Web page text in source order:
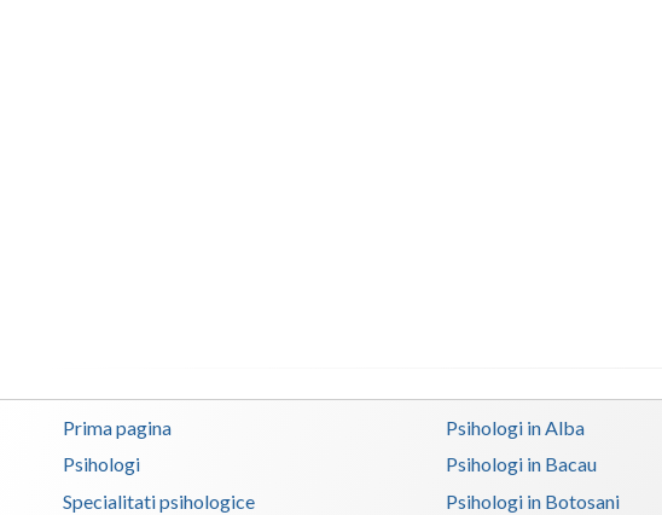
Prima pagina
Psihologi
Specialitati psihologice
Psihologi in Alba
Psihologi in Bacau
Psihologi in Botosani